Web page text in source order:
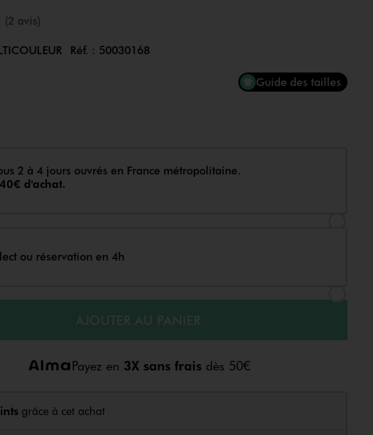
(2 avis)
Réf. : 50030168
Guide des tailles
2 à 4 jours ouvrés en France métropolitaine.
d'achat.
ou réservation en 4h
AJOUTER AU PANIER
Payez en 3X sans fraisdès 50€
grâce à cet achat